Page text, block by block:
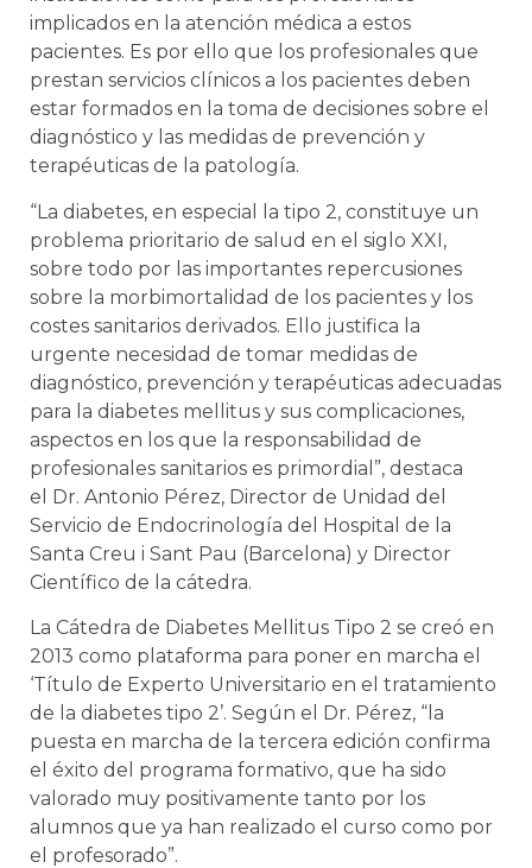
implicados en la atención médica a estos
pacientes. Es por ello que los profesionales que
prestan servicios clínicos a los pacientes deben
estar formados en la toma de decisiones sobre el
diagnóstico y las medidas de prevención y
terapéuticas de la patología.
“La diabetes, en especial la tipo 2, constituye un
problema prioritario de salud en el siglo XXI,
sobre todo por las importantes repercusiones
sobre la morbimortalidad de los pacientes y los
costes sanitarios derivados. Ello justifica la
urgente necesidad de tomar medidas de
diagnóstico, prevención y terapéuticas adecuadas
para la diabetes mellitus y sus complicaciones,
aspectos en los que la responsabilidad de
profesionales sanitarios es primordial”, destaca
el Dr. Antonio Pérez, Director de Unidad del
Servicio de Endocrinología del Hospital de la
Santa Creu i Sant Pau (Barcelona) y Director
Científico de la cátedra.
La Cátedra de Diabetes Mellitus Tipo 2 se creó en
2013 como plataforma para poner en marcha el
‘Título de Experto Universitario en el tratamiento
de la diabetes tipo 2’. Según el Dr. Pérez, “la
puesta en marcha de la tercera edición confirma
el éxito del programa formativo, que ha sido
valorado muy positivamente tanto por los
alumnos que ya han realizado el curso como por
el profesorado”.